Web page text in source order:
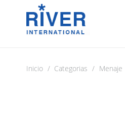
Inicio / Categorias / Menaje